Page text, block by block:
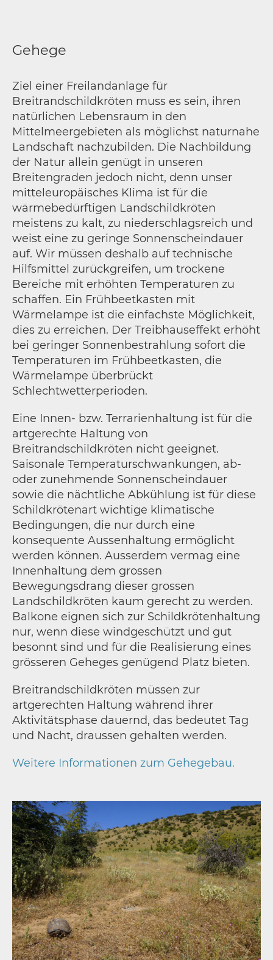
Gehege
Ziel einer Freilandanlage für
Breitrandschildkröten muss es sein, ihren
natürlichen Lebensraum in den
Mittelmeergebieten als möglichst naturnahe
Landschaft nachzubilden. Die Nachbildung
der Natur allein genügt in unseren
Breitengraden jedoch nicht, denn unser
mitteleuropäisches Klima ist für die
wärmebedürftigen Landschildkröten
meistens zu kalt, zu niederschlagsreich und
weist eine zu geringe Sonnenscheindauer
auf. Wir müssen deshalb auf technische
Hilfsmittel zurückgreifen, um trockene
Bereiche mit erhöhten Temperaturen zu
schaffen. Ein Frühbeetkasten mit
Wärmelampe ist die einfachste Möglichkeit,
dies zu erreichen. Der Treibhauseffekt erhöht
bei geringer Sonnenbestrahlung sofort die
Temperaturen im Frühbeetkasten, die
Wärmelampe überbrückt
Schlechtwetterperioden.
Eine Innen- bzw. Terrarienhaltung ist für die
artgerechte Haltung von
Breitrandschildkröten nicht geeignet.
Saisonale Temperaturschwankungen, ab-
oder zunehmende Sonnenscheindauer
sowie die nächtliche Abkühlung ist für diese
Schildkrötenart wichtige klimatische
Bedingungen, die nur durch eine
konsequente Aussenhaltung ermöglicht
werden können. Ausserdem vermag eine
Innenhaltung dem grossen
Bewegungsdrang dieser grossen
Landschildkröten kaum gerecht zu werden.
Balkone eignen sich zur Schildkrötenhaltung
nur, wenn diese windgeschützt und gut
besonnt sind und für die Realisierung eines
grösseren Geheges genügend Platz bieten.
Breitrandschildkröten müssen zur
artgerechten Haltung während ihrer
Aktivitätsphase dauernd, das bedeutet Tag
und Nacht, draussen gehalten werden.
Weitere Informationen zum Gehegebau.